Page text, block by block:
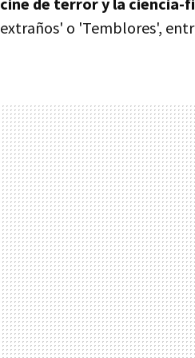
extraños' o 'Temblores',